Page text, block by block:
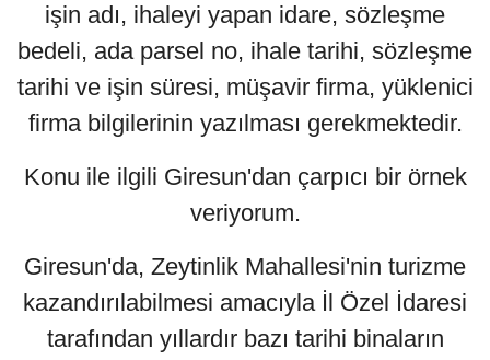
işin adı, ihaleyi yapan idare, sözleşme
bedeli, ada parsel no, ihale tarihi, sözleşme
tarihi ve işin süresi, müşavir firma, yüklenici
firma bilgilerinin yazılması gerekmektedir.
Konu ile ilgili Giresun'dan çarpıcı bir örnek
veriyorum.
Giresun'da, Zeytinlik Mahallesi'nin turizme
kazandırılabilmesi amacıyla İl Özel İdaresi
tarafından yıllardır bazı tarihi binaların